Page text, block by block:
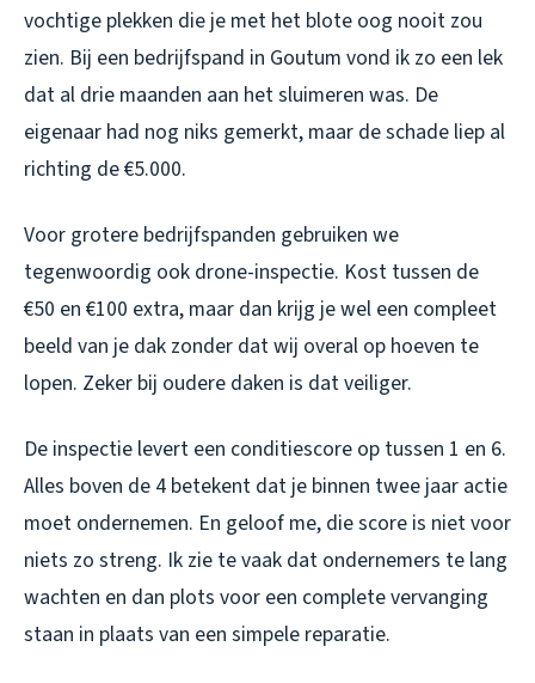
vochtige plekken die je met het blote oog nooit zou
zien. Bij een bedrijfspand in Goutum vond ik zo een lek
dat al drie maanden aan het sluimeren was. De
eigenaar had nog niks gemerkt, maar de schade liep al
richting de €5.000.
Voor grotere bedrijfspanden gebruiken we
tegenwoordig ook drone-inspectie. Kost tussen de
€50 en €100 extra, maar dan krijg je wel een compleet
beeld van je dak zonder dat wij overal op hoeven te
lopen. Zeker bij oudere daken is dat veiliger.
De inspectie levert een conditiescore op tussen 1 en 6.
Alles boven de 4 betekent dat je binnen twee jaar actie
moet ondernemen. En geloof me, die score is niet voor
niets zo streng. Ik zie te vaak dat ondernemers te lang
wachten en dan plots voor een complete vervanging
staan in plaats van een simpele reparatie.